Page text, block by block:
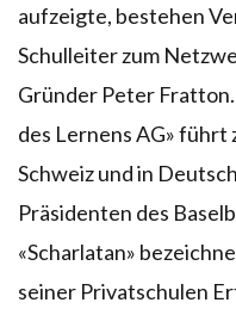
aufzeigte, bestehen
Schulleiter zum
Gründer Peter
des Lernens AG»
Schweiz und in
Präsidenten des
«Scharlatan»
seiner Privatschulen